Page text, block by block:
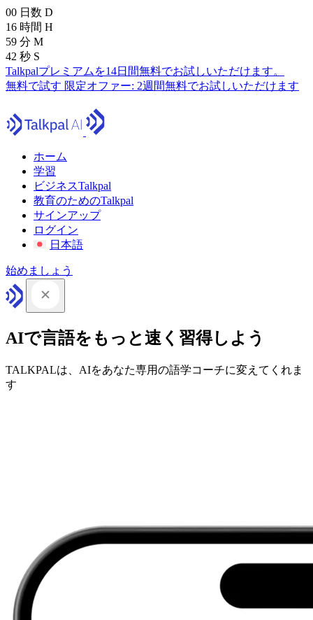
00 日数 D
16 時間 H
59 分 M
41 秒 S
Talkpalプレミアムを14日間無料でお試しいただけます。
無料で試す 限定オファー: 2週間無料でお試しいただけます
ホーム
学習
ビジネスTalkpal
教育のためのTalkpal
サインアップ
ログイン
日本語
始めましょう
AIで言語をもっと速く習得しよう
TALKPALは、AIをあなた専用の語学コーチに変えてくれま
す